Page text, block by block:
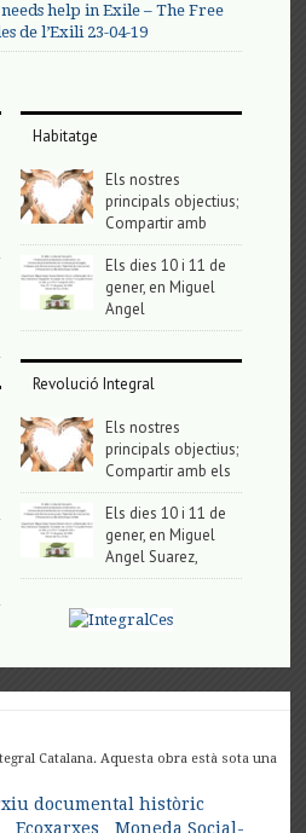
help in Exile – The Free
de l’Exili 23-04-19
Habitatge
Els nostres
principals objectius;
Compartir amb
Els dies 10 i 11 de
gener, en Miguel
Angel
Revolució Integral
Els nostres
principals objectius;
Compartir amb els
Els dies 10 i 11 de
gener, en Miguel
Angel Suarez,
Catalana. Aquesta obra està sota una
documental històric
Ecoxarxes Moneda Social-